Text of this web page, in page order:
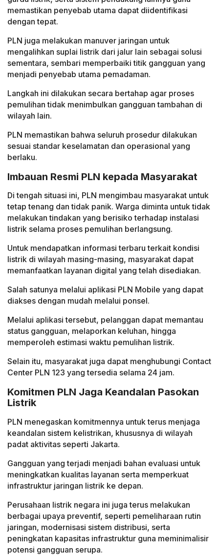
memastikan penyebab utama dapat diidentifikasi
dengan tepat.
PLN juga melakukan manuver jaringan untuk
mengalihkan suplai listrik dari jalur lain sebagai solusi
sementara, sembari memperbaiki titik gangguan yang
menjadi penyebab utama pemadaman.
Langkah ini dilakukan secara bertahap agar proses
pemulihan tidak menimbulkan gangguan tambahan di
wilayah lain.
PLN memastikan bahwa seluruh prosedur dilakukan
sesuai standar keselamatan dan operasional yang
berlaku.
Imbauan Resmi PLN kepada Masyarakat
Di tengah situasi ini, PLN mengimbau masyarakat untuk
tetap tenang dan tidak panik. Warga diminta untuk tidak
melakukan tindakan yang berisiko terhadap instalasi
listrik selama proses pemulihan berlangsung.
Untuk mendapatkan informasi terbaru terkait kondisi
listrik di wilayah masing-masing, masyarakat dapat
memanfaatkan layanan digital yang telah disediakan.
Salah satunya melalui aplikasi PLN Mobile yang dapat
diakses dengan mudah melalui ponsel.
Melalui aplikasi tersebut, pelanggan dapat memantau
status gangguan, melaporkan keluhan, hingga
memperoleh estimasi waktu pemulihan listrik.
Selain itu, masyarakat juga dapat menghubungi Contact
Center PLN 123 yang tersedia selama 24 jam.
Komitmen PLN Jaga Keandalan Pasokan
Listrik
PLN menegaskan komitmennya untuk terus menjaga
keandalan sistem kelistrikan, khususnya di wilayah
padat aktivitas seperti Jakarta.
Gangguan yang terjadi menjadi bahan evaluasi untuk
meningkatkan kualitas layanan serta memperkuat
infrastruktur jaringan listrik ke depan.
Perusahaan listrik negara ini juga terus melakukan
berbagai upaya preventif, seperti pemeliharaan rutin
jaringan, modernisasi sistem distribusi, serta
peningkatan kapasitas infrastruktur guna meminimalisir
potensi gangguan serupa.